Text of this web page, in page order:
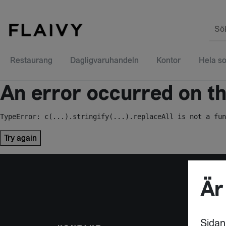
Restaurang Dagligvaruhandeln Kontor Hela
An error occurred on
TypeError: c(...).stringify(...).replaceAll is not a
Try again